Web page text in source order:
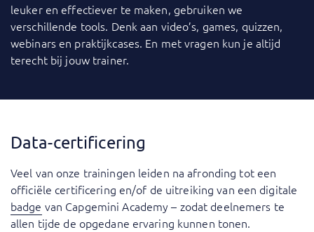
leuker en effectiever te maken, gebruiken we
verschillende tools. Denk aan video’s, games, quizzen,
webinars en praktijkcases. En met vragen kun je altijd
terecht bij jouw trainer.
Data-certificering
Veel van onze trainingen leiden na afronding tot een
officiële certificering en/of de uitreiking van een digitale
badge van Capgemini Academy – zodat deelnemers te
allen tijde de opgedane ervaring kunnen tonen.